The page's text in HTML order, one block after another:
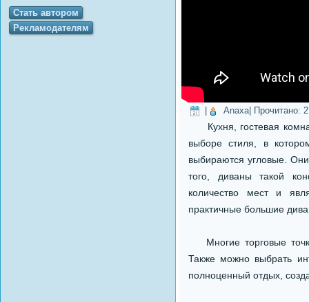
Стать автором
Рекламодателям
Anaxa| Прочитано:
Кухня, гостевая
выборе стиля, в
выбираются угловые.
того, диваны такой
количество мест и
практичные большие
Многие торговые
Также можно выбрать
полноценный отдых,